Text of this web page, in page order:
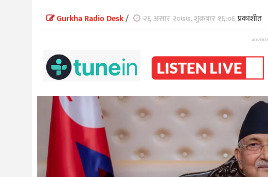
Gurkha Radio Desk/ २६ असार २०७७, शुक्रबार १६:०६प्रकाशीत